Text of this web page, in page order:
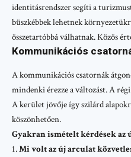
identitásrendszer segíti a
büszkébbek lehetnek
összetartóbbá válhatnak. Közös
Kommunikációs
A kommunikációs csatornák
mindenki érezze a változást. A
A kerület jövője így szilárd
köszönhetően.
Gyakran ismételt kérdések az
Mi volt az új arculat